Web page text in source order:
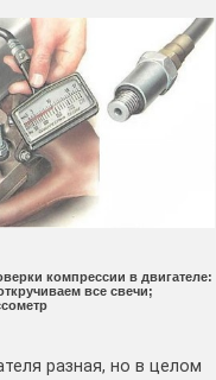
компрессии в двигателе:
все свечи;
разная, но в целом